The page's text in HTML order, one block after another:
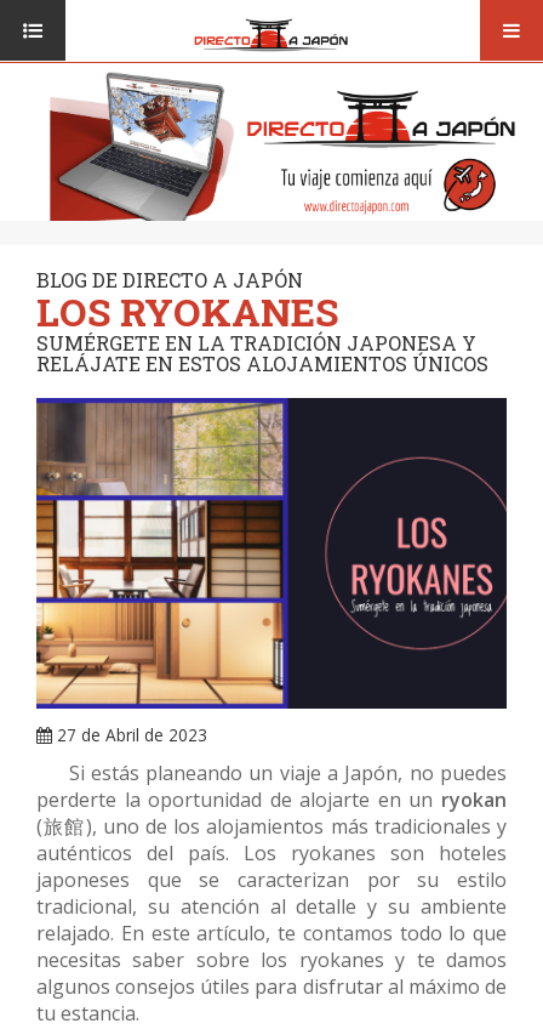
CONSEJOS
DESTINOS
SEGUROS
ISI JAPANESE LANGUAGE SCHOOL
BLOG DE DIRECTO A JAPÓN
LOS RYOKANES
SUMÉRGETE EN LA TRADICIÓN JAPONESA Y
RELÁJATE EN ESTOS ALOJAMIENTOS ÚNICOS
27 de Abril de 2023
Si estás planeando un viaje a Japón, no puedes
perderte la oportunidad de alojarte en un ryokan
(旅館), uno de los alojamientos más tradicionales y
auténticos del país. Los ryokanes son hoteles
japoneses que se caracterizan por su estilo
tradicional, su atención al detalle y su ambiente
relajado. En este artículo, te contamos todo lo que
necesitas saber sobre los ryokanes y te damos
algunos consejos útiles para disfrutar al máximo de
tu estancia.
VIAJAR A JAPÓN
VUELOS
TRANSPORTE
DESTINOS
RUTAS / MAPAS
CULTURA
RESTAURANTES
SEGUROS
ARRAY